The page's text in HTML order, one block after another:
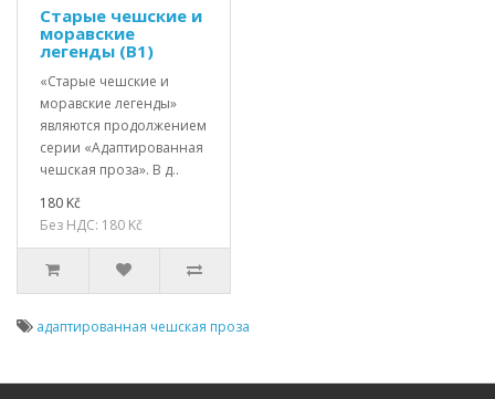
Старые чешские и
моравские
легенды (В1)
«Старые чешские и
моравские легенды»
являются продолжением
серии «Адаптированная
чешская проза». В д..
180 Kč
Без НДС: 180 Kč
адаптированная чешская проза